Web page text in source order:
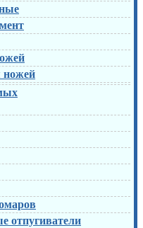
ножей
отпугиватели